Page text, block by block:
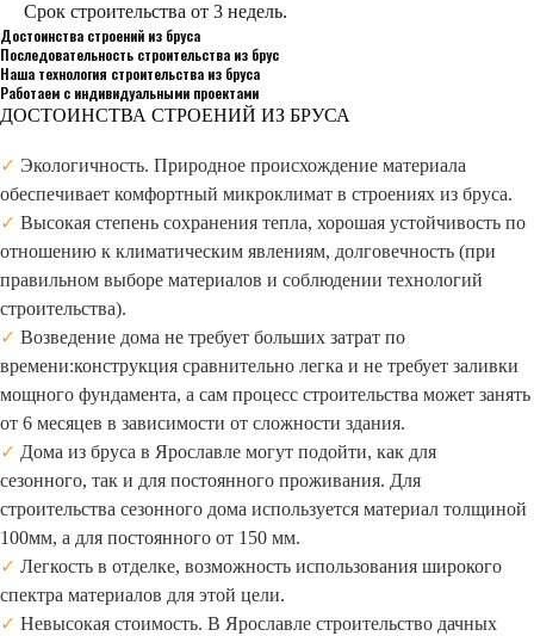
Срок строительства от 3 недель.
Достоинства строений из бруса
Последовательность строительства из брус
Наша технология строительства из бруса
Работаем с индивидуальными проектами
ДОСТОИНСТВА СТРОЕНИЙ ИЗ БРУСА
✓ Экологичность. Природное происхождение материала
обеспечивает комфортный микроклимат в строениях из бруса.
✓ Высокая степень сохранения тепла, хорошая устойчивость по
отношению к климатическим явлениям, долговечность (при
правильном выборе материалов и соблюдении технологий
строительства).
✓ Возведение дома не требует больших затрат по
времени:конструкция сравнительно легка и не требует заливки
мощного фундамента, а сам процесс строительства может занять
от 6 месяцев в зависимости от сложности здания.
✓ Дома из бруса в Ярославле могут подойти, как для
сезонного, так и для постоянного проживания. Для
строительства сезонного дома используется материал толщиной
100мм, а для постоянного от 150 мм.
✓ Легкость в отделке, возможность использования широкого
спектра материалов для этой цели.
✓ Невысокая стоимость. В Ярославле строительство дачных